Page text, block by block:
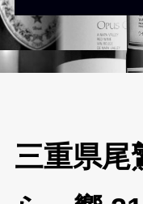
三重県尾